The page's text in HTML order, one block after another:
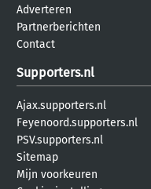
Adverteren
Partnerberichten
Contact
Supporters.nl
Ajax.supporters.nl
Feyenoord.supporters.nl
PSV.supporters.nl
Sitemap
Mijn voorkeuren